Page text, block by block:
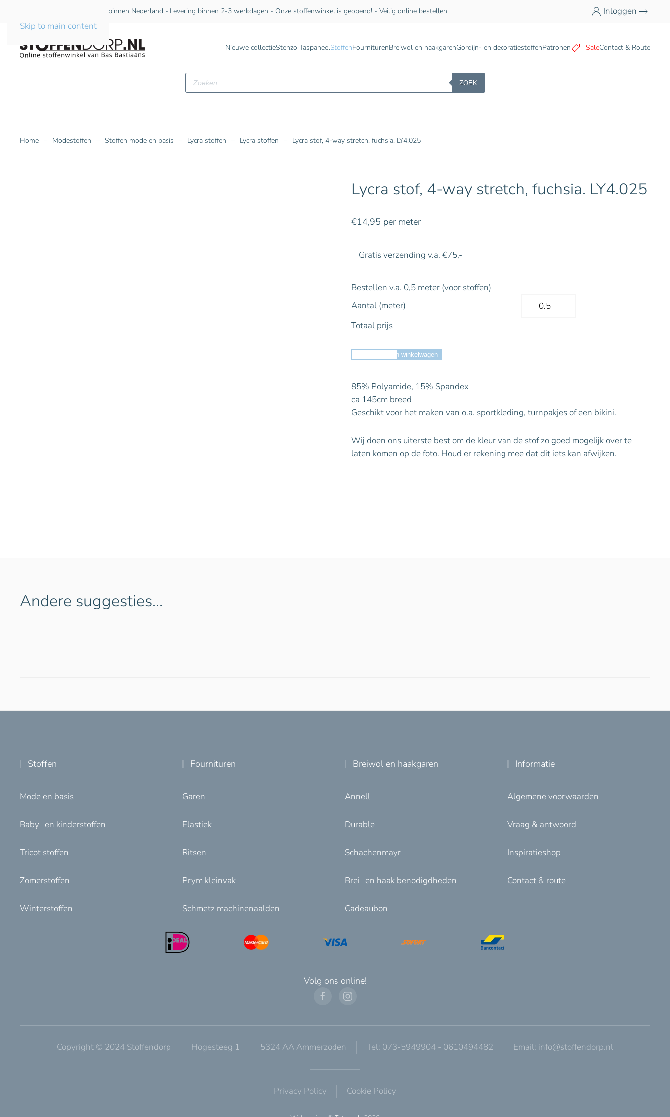
Skip to main content
Gratis verzending vanaf €75 binnen Nederland - Levering binnen 2-3 werkdagen - Onze stoffenwinkel is geopend! - Veilig online bestellen Inloggen
Nieuwe collectieStenzo TaspaneelStoffenFourniturenBreiwol en haakgarenGordijn- en decoratiestoffenPatronen SaleContact & Route
Producten
zoeken
ZOEK
Home Modestoffen Stoffen mode en basis Lycra stoffen Lycra stoffen Lycra stof, 4-way stretch, fuchsia. LY4.025
Lycra stof, 4-way stretch, fuchsia. LY4.025
€14,95 per meter
Gratis verzending v.a. €75,-
Bestellen v.a. 0,5 meter (voor stoffen)
Aantal (meter)
Totaal prijs
Toevoegen aan winkelwagen
85% Polyamide, 15% Spandex
ca 145cm breed
Geschikt voor het maken van o.a. sportkleding, turnpakjes of een bikini.
Wij doen ons uiterste best om de kleur van de stof zo goed mogelijk over te
laten komen op de foto. Houd er rekening mee dat dit iets kan afwijken.
Andere suggesties…
Stoffen
Mode en basis
Baby- en kinderstoffen
Tricot stoffen
Zomerstoffen
Winterstoffen
Fournituren
Garen
Elastiek
Ritsen
Prym kleinvak
Schmetz machinenaalden
Breiwol en haakgaren
Annell
Durable
Schachenmayr
Brei- en haak benodigdheden
Cadeaubon
Informatie
Algemene voorwaarden
Vraag & antwoord
Inspiratieshop
Contact & route
Volg ons online!
Copyright © 2024 Stoffendorp Hogesteeg 1 5324 AA Ammerzoden Tel: 073-5949904 - 0610494482 Email: info@stoffendorp.nl
Privacy Policy Cookie Policy